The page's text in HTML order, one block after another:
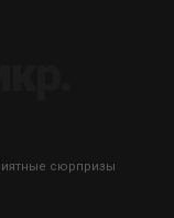
сюрпризы